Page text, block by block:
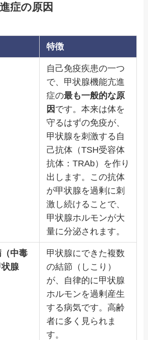
症の原因
特徴
自己免疫疾患の一つ
で、甲状腺機能亢進
症の最も一般的な原
因 です。本来は体を
守るはずの免疫が、
甲状腺を刺激する自
己抗体（TSH受容体
抗体：TRAb）を作り
出します。この抗体
が甲状腺を過剰に刺
激し続けることで、
甲状腺ホルモンが大
量に分泌されます。
中毒
腺
甲状腺にできた複数
の結節（しこり）
が、自律的に甲状腺
ホルモンを過剰産生
する病気です。高齢
者に多く見られま
す。